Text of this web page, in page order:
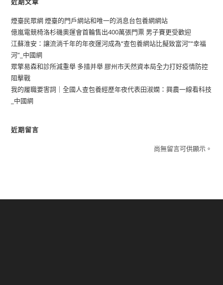
煙臺民眾網 煙臺的門戶網站和唯一的消息台包養網網站
億嵐電競椅洛杉磯奧運會首輪售出400萬張門票 男子賽更受歡迎
江蘇淮安：讓流淌千年的年夜運河成為“查包養網站比擬致富河”“幸福
河”_中國網
眾擎易森和診所減重舉 多措并舉 膠州市天然資本局全力打好疫情防控
阻擊戰
我的履職要害詞｜全國人查包養經歷年夜代表田淑嫻：興農一線看科技
_中國網
近期留言
尚無留言可供顯示。